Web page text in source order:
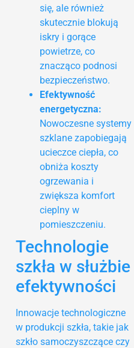
się, ale również
skutecznie blokują
iskry i gorące
powietrze, co
znacząco podnosi
bezpieczeństwo.
Efektywność
energetyczna:
Nowoczesne systemy
szklane zapobiegają
ucieczce ciepła, co
obniża koszty
ogrzewania i
zwiększa komfort
cieplny w
pomieszczeniu.
Technologie
szkła w służbie
efektywności
Innowacje technologiczne
w produkcji szkła, takie jak
szkło samoczyszczące czy